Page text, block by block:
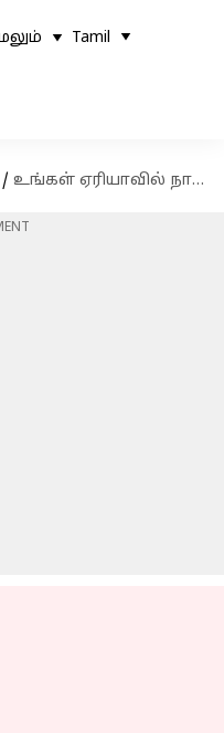
Tamil
/ உங்கள் ஏரியாவில் நாளை (டிசம்பர் 31) மின்தடை இருக்கிறதா என தெரிந்துகொள்ளுங்கள்